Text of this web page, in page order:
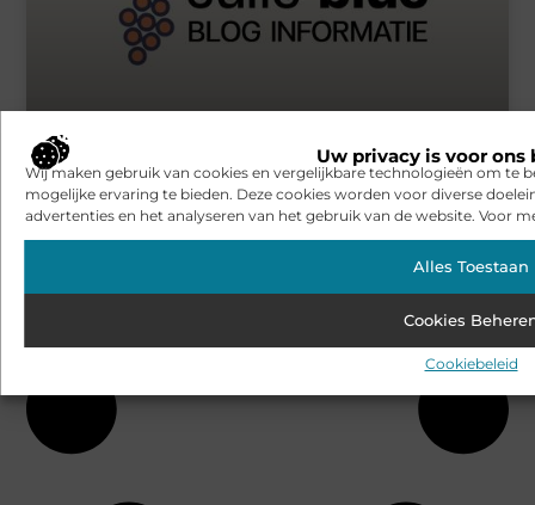
Uw privacy is voor
Wij maken gebruik van cookies en vergelijkbare technologieën om te
mogelijke ervaring te bieden. Deze cookies worden voor diverse
advertenties en het analyseren van het gebruik van de website. Voor
Alles Toestaan
Cookies
Cookiebeleid
Acupunctuur Leusden is precies wat je nodig hebt